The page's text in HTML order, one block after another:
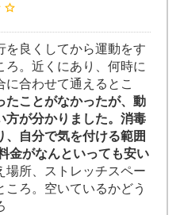
を良くしてから運動をす
ろ。近くにあり、何時に
合わせて通えるとこ
たことがなかったが、動
方が分かりました。消毒
、自分で気を付ける範囲
金がなんといっても安い
場所、ストレッチスペー
ろ。空いているかどう